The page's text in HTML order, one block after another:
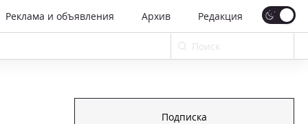
Реклама и объявления Архив Редакция
Подписка